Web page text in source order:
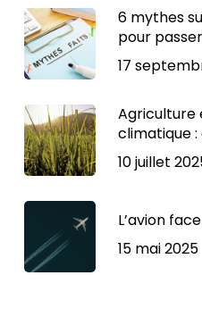
6 mythes
pour
17
Agriculture
climatique
10 juillet
L’avion
15 mai 2025